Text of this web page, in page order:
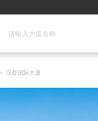
» 汉督国际大厦